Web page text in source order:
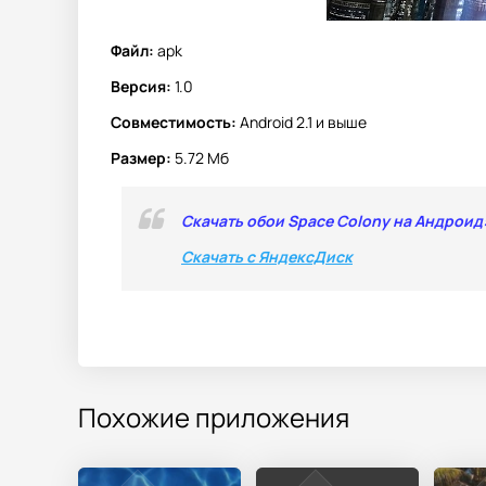
Файл: apk
Версия: 1.0
Совместимость: Android 2.1 и выше
Размер: 5.72 Мб
Скачать обои Space Colony на
Скачать с ЯндексДиск
Похожие приложения